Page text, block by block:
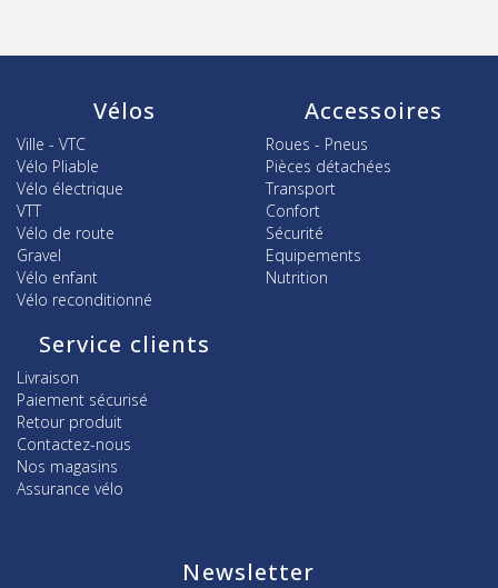
Vélos
Ville - VTC
Vélo Pliable
Vélo électrique
VTT
Vélo de route
Gravel
Vélo enfant
Vélo reconditionné
Accessoires
Roues - Pneus
Pièces détachées
Transport
Confort
Sécurité
Equipements
Nutrition
Service clients
Livraison
Paiement sécurisé
Retour produit
Contactez-nous
Nos magasins
Assurance vélo
Newsletter